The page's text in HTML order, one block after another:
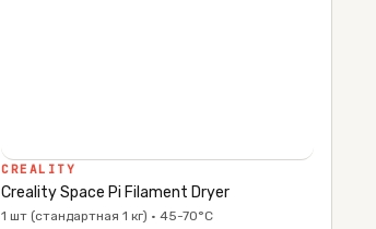
CREALITY
Creality Space Pi Filament Dryer
1 шт (стандартная 1 кг) · 45-70°C